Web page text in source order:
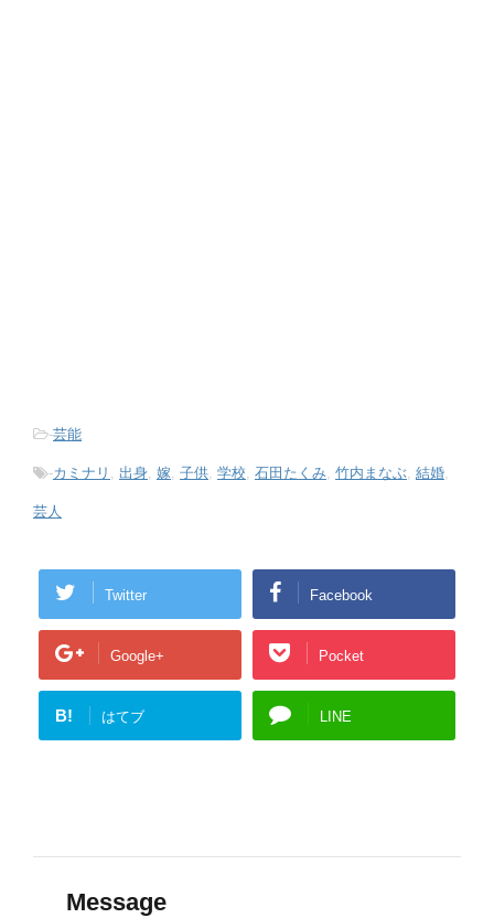
-芸能
-カミナリ 出身 嫁 子供 学校 石田たくみ 竹内まなぶ 結婚
芸人
Twitter Facebook
Google+ Pocket
B! はてブ LINE
Message